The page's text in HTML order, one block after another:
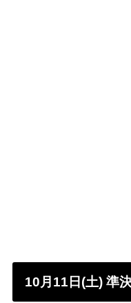
10月11日(土) 準